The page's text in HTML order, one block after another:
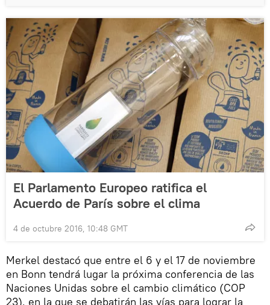
El Parlamento Europeo ratifica el
Acuerdo de París sobre el clima
4 de octubre 2016, 10:48 GMT
Merkel destacó que entre el 6 y el 17 de noviembre
en Bonn tendrá lugar la próxima conferencia de las
Naciones Unidas sobre el cambio climático (COP
23), en la que se debatirán las vías para lograr la